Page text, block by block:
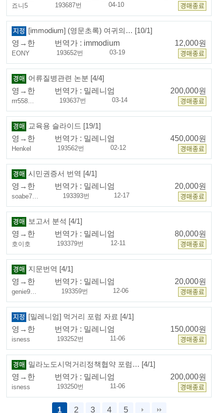
죠니5 193687번 04-10
[immodium] (영문초록) 여귀의… [10/1]
영→한
번역가 : immodium 12,000원
EONY 193652번 03-19
어류질병관련 논분 [4/4]
영→한
번역가 : 밀레니엄 200,000원
rrr558… 193637번 03-14
교육용 슬라이드 [19/1]
영→한
번역가 : 밀레니엄 450,000원
Henkel 193562번 02-12
시민권증서 번역 [4/1]
영→한
번역가 : 밀레니엄 20,000원
soabe7… 193393번 12-17
보고서 분석 [4/1]
영→한
번역가 : 밀레니엄 80,000원
호이호 193379번 12-11
지문번역 [4/1]
영→한
번역가 : 밀레니엄 20,000원
genie9… 193359번 12-06
[밀레니엄] 먹거리 포럼 자료 [4/1]
영→한
번역가 : 밀레니엄 150,000원
isness 193252번 11-06
밀라노도시먹거리정책협약 포럼… [4/1]
영→한
번역가 : 밀레니엄 200,000원
isness 193250번 11-06
1 2 3 4 5